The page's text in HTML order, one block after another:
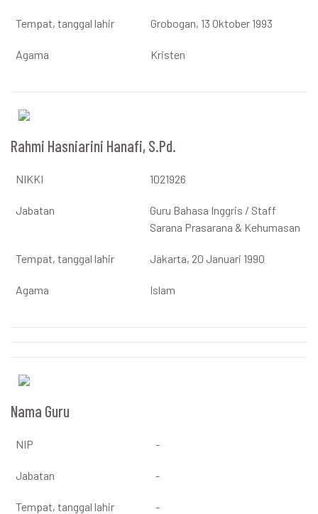
Tempat, tanggal lahir Grobogan, 13 Oktober 1993
Agama Kristen
Rahmi Hasniarini Hanafi, S.Pd.
NIKKI 1021926
Jabatan
Guru Bahasa Inggris / Staff
Sarana Prasarana & Kehumasan
Tempat, tanggal lahir Jakarta, 20 Januari 1990
Agama Islam
Nama Guru
NIP -
Jabatan -
Tempat, tanggal lahir -